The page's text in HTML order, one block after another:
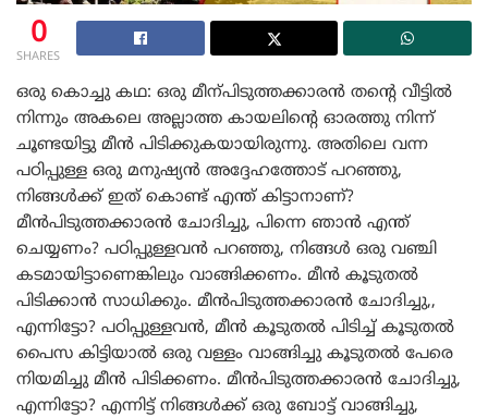
0
SHARES
ഒരു കൊച്ചു കഥ: ഒരു മീന്പിടുത്തക്കാരൻ തന്റെ വീട്ടിൽ
നിന്നും അകലെ അല്ലാത്ത കായലിന്റെ ഓരത്തു നിന്ന്
ചൂണ്ടയിട്ടു മീൻ പിടിക്കുകയായിരുന്നു. അതിലെ വന്ന
പഠിപ്പുള്ള ഒരു മനുഷ്യൻ അദ്ദേഹത്തോട് പറഞ്ഞു,
നിങ്ങൾക്ക് ഇത് കൊണ്ട് എന്ത് കിട്ടാനാണ്?
മീൻപിടുത്തക്കാരൻ ചോദിച്ചു, പിന്നെ ഞാൻ എന്ത്
ചെയ്യണം? പഠിപ്പുള്ളവൻ പറഞ്ഞു, നിങ്ങൾ ഒരു വഞ്ചി
കടമായിട്ടാണെങ്കിലും വാങ്ങിക്കണം. മീൻ കൂടുതൽ
പിടിക്കാൻ സാധിക്കും. മീൻപിടുത്തക്കാരൻ ചോദിച്ചു,,
എന്നിട്ടോ? പഠിപ്പുള്ളവൻ, മീൻ കൂടുതൽ പിടിച്ച് കൂടുതൽ
പൈസ കിട്ടിയാൽ ഒരു വള്ളം വാങ്ങിച്ചു കൂടുതൽ പേരെ
നിയമിച്ചു മീൻ പിടിക്കണം. മീൻപിടുത്തക്കാരൻ ചോദിച്ചു,
എന്നിട്ടോ? എന്നിട്ട് നിങ്ങൾക്ക് ഒരു ബോട്ട് വാങ്ങിച്ചു,